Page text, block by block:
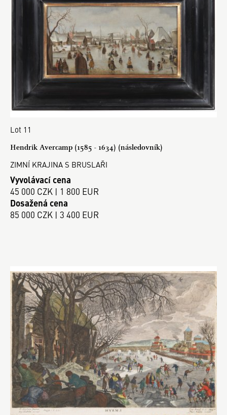
Lot 11
Hendrik Avercamp (1585 - 1634) (následovník)
ZIMNÍ KRAJINA S BRUSLAŘI
Vyvolávací cena
45 000 CZK | 1 800 EUR
Dosažená cena
85 000 CZK | 3 400 EUR